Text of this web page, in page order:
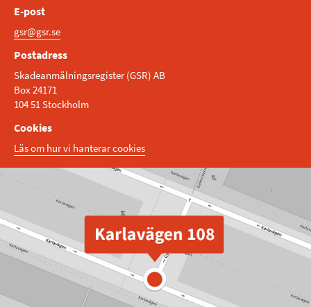
E-post
gsr@gsr.se
Postadress
Skadeanmälningsregister (GSR) AB
Box 24171
104 51 Stockholm
Cookies
Läs om hur vi hanterar cookies